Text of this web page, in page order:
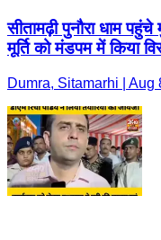
सीतामढ़ी पुनौरा धाम
मूर्ति को मंडपम में किया
Dumra, Sitamarhi | Aug